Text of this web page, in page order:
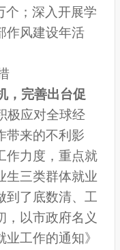
； 深入开展学
作风建设年活
，完善出台促
极应对全球经
带来的不利影
作力度，重点就
生三类群体就业
到了底数清、工
以市政府名义
工作的通知》